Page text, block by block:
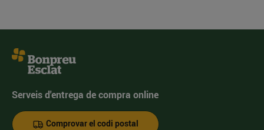
Serveis d'entrega de compra online
Comprovar el codi postal